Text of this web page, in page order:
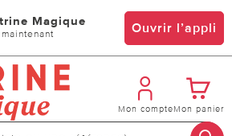
Magique Ouvrir l’appli
Mon compteMon panier